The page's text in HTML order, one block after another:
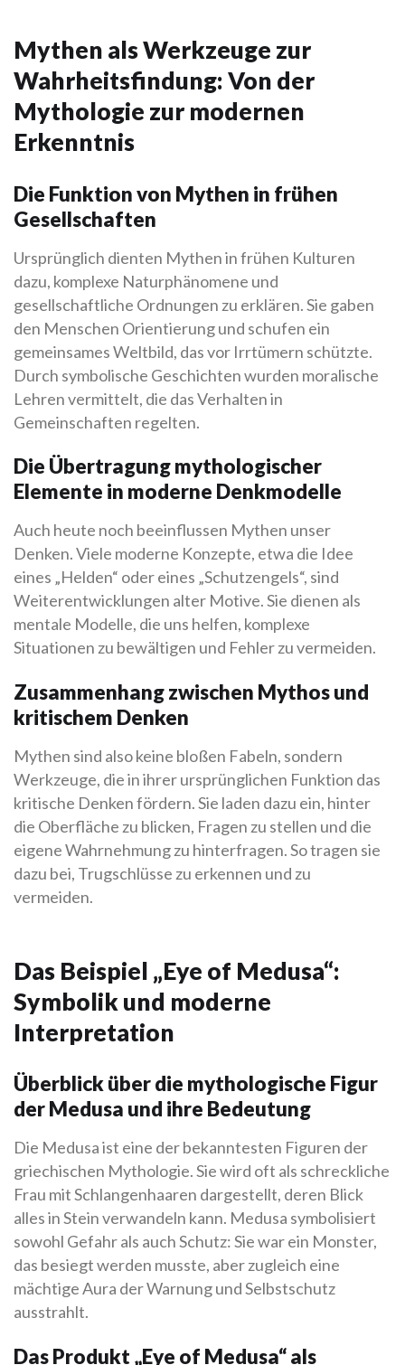
Mythen als Werkzeuge zur
Wahrheitsfindung: Von der
Mythologie zur modernen
Erkenntnis
Die Funktion von Mythen in frühen
Gesellschaften
Ursprünglich dienten Mythen in frühen Kulturen
dazu, komplexe Naturphänomene und
gesellschaftliche Ordnungen zu erklären. Sie gaben
den Menschen Orientierung und schufen ein
gemeinsames Weltbild, das vor Irrtümern schützte.
Durch symbolische Geschichten wurden moralische
Lehren vermittelt, die das Verhalten in
Gemeinschaften regelten.
Die Übertragung mythologischer
Elemente in moderne Denkmodelle
Auch heute noch beeinflussen Mythen unser
Denken. Viele moderne Konzepte, etwa die Idee
eines „Helden“ oder eines „Schutzengels“, sind
Weiterentwicklungen alter Motive. Sie dienen als
mentale Modelle, die uns helfen, komplexe
Situationen zu bewältigen und Fehler zu vermeiden.
Zusammenhang zwischen Mythos und
kritischem Denken
Mythen sind also keine bloßen Fabeln, sondern
Werkzeuge, die in ihrer ursprünglichen Funktion das
kritische Denken fördern. Sie laden dazu ein, hinter
die Oberfläche zu blicken, Fragen zu stellen und die
eigene Wahrnehmung zu hinterfragen. So tragen sie
dazu bei, Trugschlüsse zu erkennen und zu
vermeiden.
Das Beispiel „Eye of Medusa“:
Symbolik und moderne
Interpretation
Überblick über die mythologische Figur
der Medusa und ihre Bedeutung
Die Medusa ist eine der bekanntesten Figuren der
griechischen Mythologie. Sie wird oft als schreckliche
Frau mit Schlangenhaaren dargestellt, deren Blick
alles in Stein verwandeln kann. Medusa symbolisiert
sowohl Gefahr als auch Schutz: Sie war ein Monster,
das besiegt werden musste, aber zugleich eine
mächtige Aura der Warnung und Selbstschutz
ausstrahlt.
Das Produkt „Eye of Medusa“ als